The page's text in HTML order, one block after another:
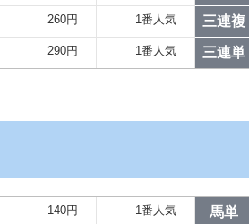
260円 1番人気
290円 1番人気
三連複
三連単
140円 1番人気 馬単